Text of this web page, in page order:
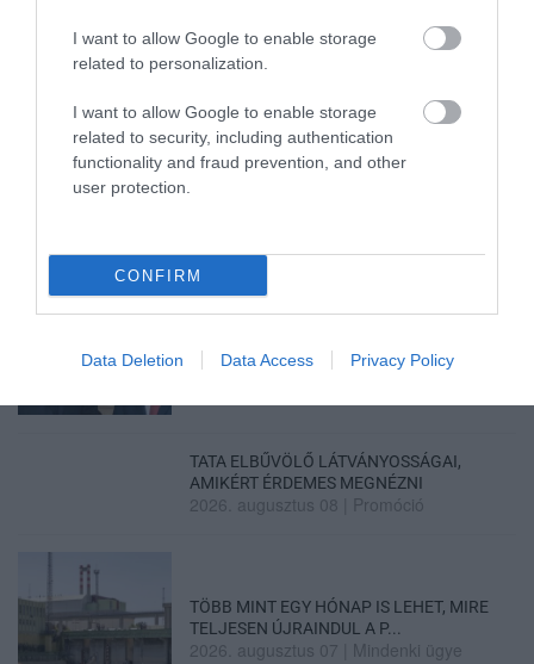
I want to allow Google to enable storage
related to personalization.
I want to allow Google to enable storage
related to security, including authentication
functionality and fraud prevention, and other
user protection.
CONFIRM
Data Deletion Data Access Privacy Policy
35 PERCES TANÓRÁK ÉS KEVESEBB HÁZI
FELADAT JÖHET AZ ALSÓ ...
2026. augusztus 08
BAKA ANDRÁST JELÖLI KÖZTÁRSASÁGI
ÚJ MAGYAR KÜLÜGYI STRATÉGIA KÉSZÜL,
2026. augusztus 08 |Mindenki ügye
TATA ELBŰVÖLŐ LÁTVÁNYOSSÁGAI,
AMIKÉRT ÉRDEMES MEGNÉZNI
2026. augusztus 08 Promóció
TÖBB MINT EGY HÓNAP IS LEHET, MIRE
TELJESEN ÚJRAINDUL A P...
2026. augusztus 07 Mindenki ügye